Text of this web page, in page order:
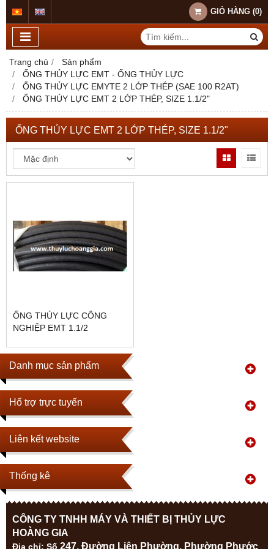
GIỎ HÀNG (0)
Trang chủ
Sản phẩm
ỐNG THỦY LỰC EMT - ỐNG THỦY LỰC
ỐNG THỦY LỰC EMYTE 2 LỚP THÉP (SAE 100 R2AT)
ỐNG THỦY LỰC EMT 2 LỚP THÉP, SIZE 1.1/2"
Danh mục sản phẩm
Hổ trợ trực tuyến
Liên kết website
Thống kê
ỐNG THỦY LỰC EMT 2 LỚP THÉP, SIZE 1.1/2"
ỐNG THỦY LỰC CÔNG
NGHIỆP EMT 1.1/2
CÔNG TY TNHH MÁY VÀ THIẾT BỊ THỦY LỰC
HOÀNG GIA
Địa chỉ: Số 247, Đường Liên Phường, Phường Phước